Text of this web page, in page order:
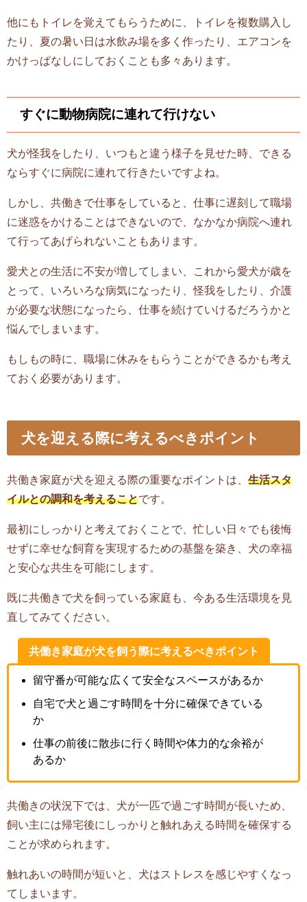
他にもトイレを覚えてもらうために、トイレを複数購入し
たり、夏の暑い日は水飲み場を多く作ったり、エアコンを
かけっぱなしにしておくことも多々あります。
すぐに動物病院に連れて行けない
犬が怪我をしたり、いつもと違う様子を見せた時、できる
ならすぐに病院に連れて行きたいですよね。
しかし、共働きで仕事をしていると、仕事に遅刻して職場
に迷惑をかけることはできないので、なかなか病院へ連れ
て行ってあげられないこともあります。
愛犬との生活に不安が増してしまい、これから愛犬が歳を
とって、いろいろな病気になったり、怪我をしたり、介護
が必要な状態になったら、仕事を続けていけるだろうかと
悩んでしまいます。
もしもの時に、職場に休みをもらうことができるかも考え
ておく必要があります。
犬を迎える際に考えるべきポイント
共働き家庭が犬を迎える際の重要なポイントは、 生活スタ
イルとの調和を考えることです。
最初にしっかりと考えておくことで、忙しい日々でも後悔
せずに幸せな飼育を実現するための基盤を築き、犬の幸福
と安心な共生を可能にします。
既に共働きで犬を飼っている家庭も、今ある生活環境を見
直してみてください。
共働き家庭が犬を飼う際に考えるべきポイント
留守番が可能な広くて安全なスペースがあるか
自宅で犬と過ごす時間を十分に確保できている
か
仕事の前後に散歩に行く時間や体力的な余裕が
あるか
共働きの状況下では、犬が一匹で過ごす時間が長いため、
飼い主には帰宅後にしっかりと触れあえる時間を確保する
ことが求められます。
触れあいの時間が短いと、犬はストレスを感じやすくなっ
てしまいます。